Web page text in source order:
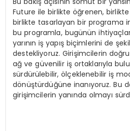
Future ile birlikte öğrenen,
birlikte tasarlayan bir programa
bu programla, bugünün
yarının iş yapış biçimlerini de
destekliyoruz. Girişimcilerin
ağ ve güvenilir iş ortaklarıyla
sürdürülebilir, ölçeklenebilir iş
dönüştürdüğüne inanıyoruz. Bu
girişimcilerin yanında olmayı